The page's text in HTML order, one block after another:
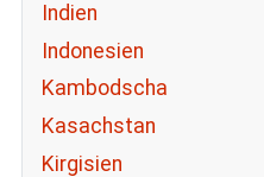
Indien
Indonesien
Kambodscha
Kasachstan
Kirgisien